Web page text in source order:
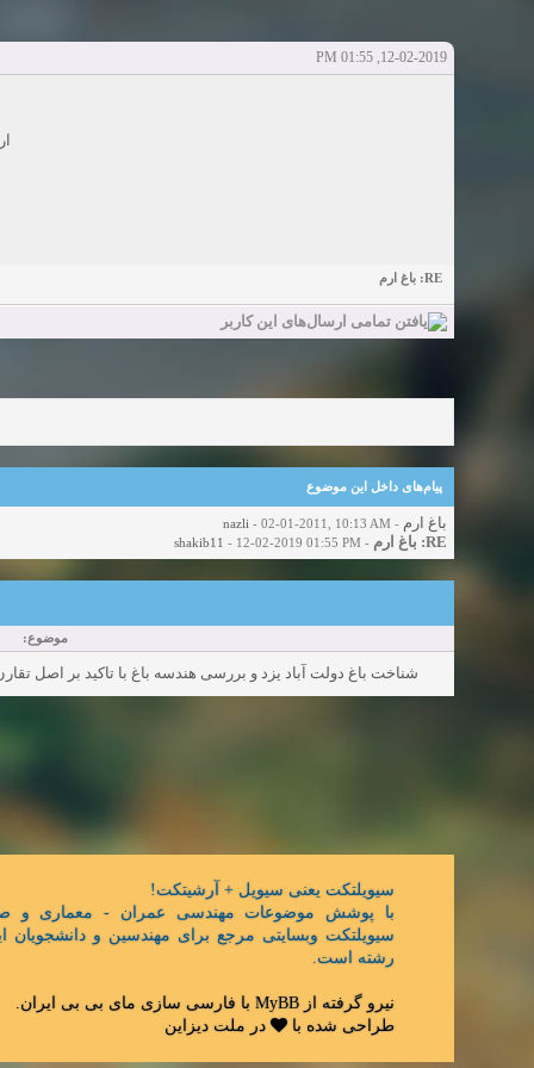
شروع کننده: elmi.alireza70 آخرین ارسال توسط: elmi.alireza70 پاسخ ها:0
Girls in your town for night - Real-life Females
12-02-2019, 01:55 PM
RE: باغ ارم
پیام‌های داخل این موضوع
باغ ارم -
nazli - 02-01-2011, 10:13 AM
RE: باغ ارم -
shakib11 - 12-02-2019 01:55 PM
موضوع:
شناخت باغ دولت آباد یزد و بررسی هندسه باغ با تاکید بر اصل
سیویلتکت یعنی سیویل + آرشیتکت!
با پوشش موضوعات مهندسی عمران - معماری و
سیویلتکت وبسایتی مرجع برای مهندسین و دانشجویان
رشته است.
نیرو گرفته ازMyBB با فارسی سازی مای بی بی ایران
طراحی شده با
در ملت دیزاین